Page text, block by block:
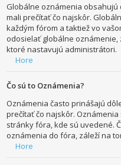
Globálne oznámenia
mali prečítať čo najskôr.
každým fórom a taktiež vo
odosielať globálne
ktoré nastavujú administrátori.
Hore
Čo sú to Oznámenia?
Oznámenia často prinášajú
prečítať čo najskôr.
stránky fóra, kde sú uvedené.
oznámenia do fóra, záleží na
Hore